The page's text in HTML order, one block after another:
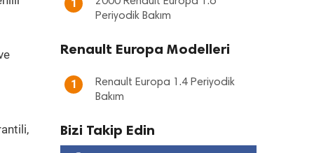
1
Periyodik Bakım
Renault Europa Modelleri
1
Renault Europa 1.4 Periyodik
Bakım
Bizi Takip Edin